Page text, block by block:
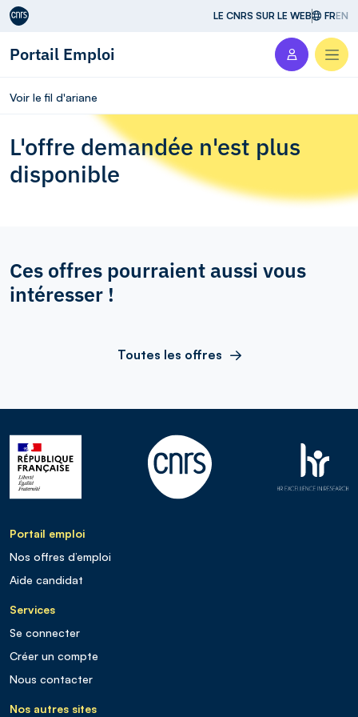
Aller au contenu LE CNRS SUR LE WEB FREN
Portail Emploi
Voir le fil d'ariane
L'offre demandée n'est plus
disponible
Ces offres pourraient aussi vous
intéresser !
Toutes les offres
Portail emploi
Nos offres d’emploi
Aide candidat
Services
Se connecter
Créer un compte
Nous contacter
Nos autres sites